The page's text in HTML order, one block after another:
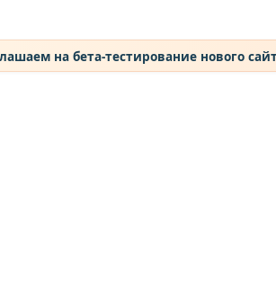
на бета-тестирование нового